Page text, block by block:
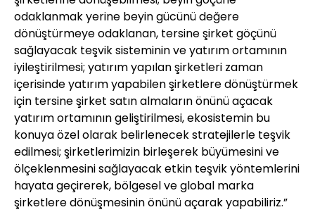
odaklanmak yerine beyin gücünü değere
dönüştürmeye odaklanan, tersine şirket göçünü
sağlayacak teşvik sisteminin ve yatırım ortamının
iyileştirilmesi; yatırım yapılan şirketleri zaman
içerisinde yatırım yapabilen şirketlere dönüştürmek
için tersine şirket satın almaların önünü açacak
yatırım ortamının geliştirilmesi, ekosistemin bu
konuya özel olarak belirlenecek stratejilerle teşvik
edilmesi; şirketlerimizin birleşerek büyümesini ve
ölçeklenmesini sağlayacak etkin teşvik yöntemlerini
hayata geçirerek, bölgesel ve global marka
şirketlere dönüşmesinin önünü açarak yapabiliriz.”